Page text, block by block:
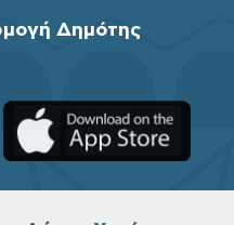
Δημότης